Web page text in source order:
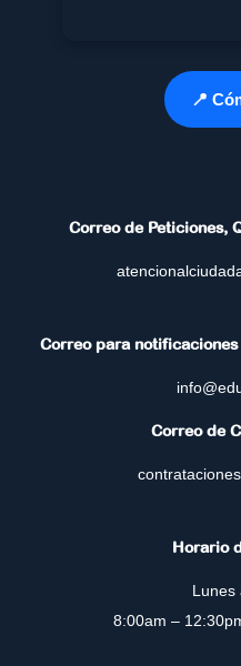
📍
Correo de Peticiones,
Correo para
Correo de
Horario
Lunes
8:00am –